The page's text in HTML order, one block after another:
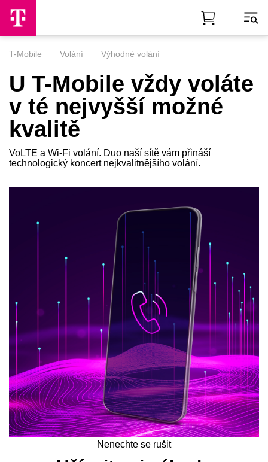
Skip to Main Content
T-Mobile Volání Výhodné volání
U T-Mobile vždy voláte
v té nejvyšší možné
kvalitě
VoLTE a Wi-Fi volání. Duo naší sítě vám přináší
technologický koncert nejkvalitnějšího volání.
Nenechte se rušit